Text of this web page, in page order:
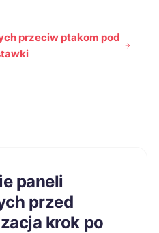
przeciw ptakom pod
paneli
przed
krok po